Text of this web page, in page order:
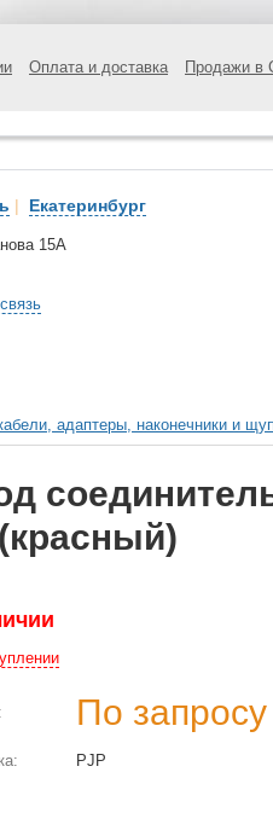
Оплата и доставка Продажи в
| Екатеринбург
15А
адаптеры, наконечники и
По запросу
PJP